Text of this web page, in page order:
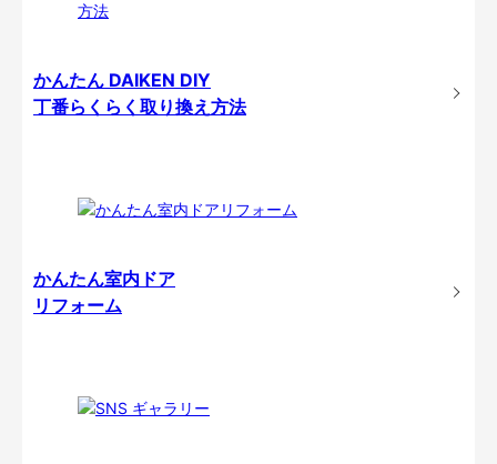
かんたん DAIKEN DIY
丁番らくらく取り換え方法
かんたん室内ドア
リフォーム